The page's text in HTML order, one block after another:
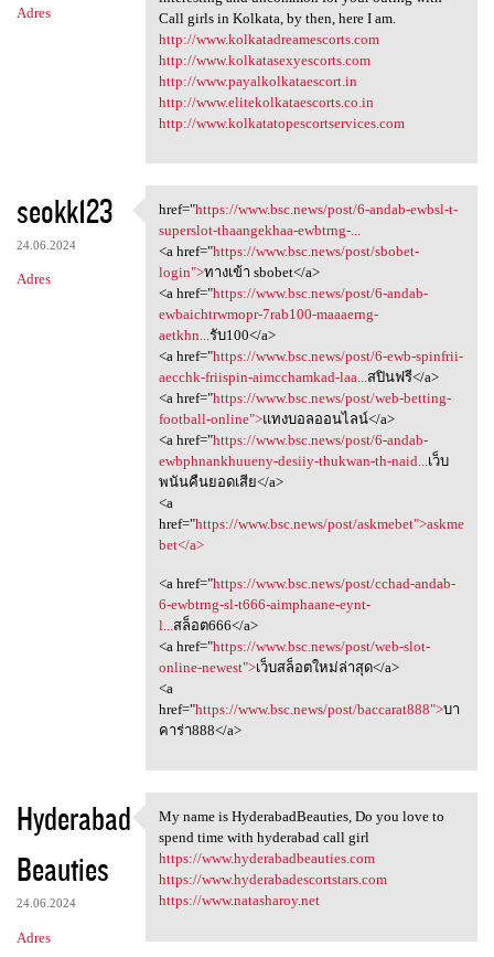
Adres
Call girls in Kolkata, by then, here I am.
http://www.kolkatadreamescorts.com
http://www.kolkatasexyescorts.com
http://www.payalkolkataescort.in
http://www.elitekolkataescorts.co.in
http://www.kolkatatopescortservices.com
seokk123
24.06.2024
Adres
href="https://www.bsc.news
href="https://www.bsc.news/post/6-andab-ewbsl-t-
superslot-thaangekhaa-ewbtrng-...
<a href="https://www.bsc.news/post/sbobet-
login">ทางเข้า sbobet</a>
<a href="https://www.bsc.news/post/6-andab-
ewbaichtrwmopr-7rab100-maaaerng-
aetkhn...รับ100</a>
<a href="https://www.bsc.news/post/6-ewb-spinfrii-
aecchk-friispin-aimcchamkad-laa...สปินฟรี</a>
<a href="https://www.bsc.news/post/web-betting-
football-online">แทงบอลออนไลน์</a>
<a href="https://www.bsc.news/post/6-andab-
ewbphnankhuueny-desiiy-thukwan-th-naid...เว็บ
พนันคืนยอดเสีย</a>
<a
href="https://www.bsc.news/post/askmebet">askme
bet</a>
<a href="https://www.bsc.news/post/cchad-andab-
6-ewbtrng-sl-t666-aimphaane-eynt-
l... สล็อต666</a>
<a href="https://www.bsc.news/post/web-slot-
online-newest">เว็บสล็อตใหม่ล่าสุด</a>
<a
href="https://www.bsc.news/post/baccarat888">บา
คาร่า888</a>
Hyderabad
Beauties
24.06.2024
Adres
My name is HyderabadBeauties,
My name is HyderabadBeauties, Do you love to
spend time with hyderabad call girl
https://www.hyderabadbeauties.com
https://www.hyderabadescortstars.com
https://www.natasharoy.net